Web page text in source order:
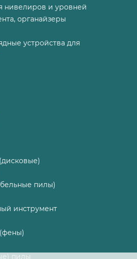
нивелиров и уровней
органайзеры
устройства для
пилы)
инструмент
пилы